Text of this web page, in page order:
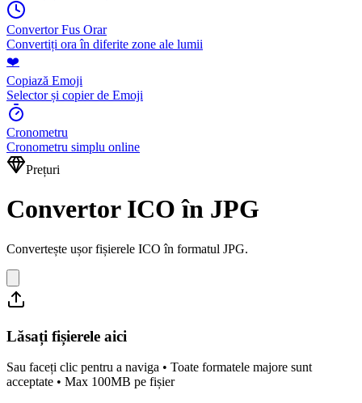
Convertor Fus Orar
Convertiți ora în diferite zone ale lumii
❤️
Copiază Emoji
Selector și copier de Emoji
Cronometru
Cronometru simplu online
Prețuri
Convertor ICO în JPG
Convertește ușor fișierele ICO în formatul JPG.
Lăsați fișierele aici
Sau faceți clic pentru a naviga • Toate formatele majore sunt
acceptate • Max 100MB pe fișier